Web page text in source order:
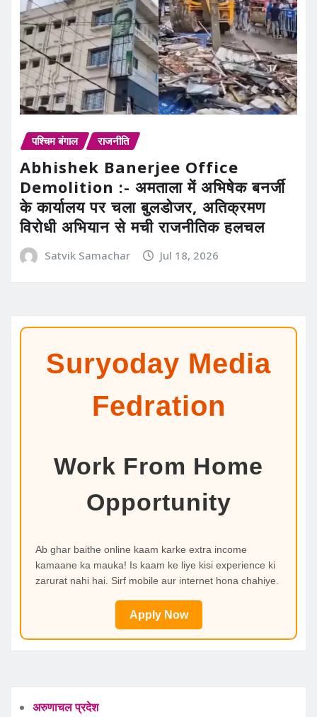
पश्चिम बंगाल राजनीति
Abhishek Banerjee Office
Demolition :- अमताला में अभिषेक बनर्जी
के कार्यालय पर चला बुलडोजर, अतिक्रमण
विरोधी अभियान से मची राजनीतिक हलचल
Satvik Samachar Jul 18, 2026
Suryoday Media
Fedration
Work From Home
Opportunity
Ab ghar baithe online kaam karke extra income
kamaane ka mauka! Is kaam ke liye kisi experience ki
zarurat nahi hai. Sirf mobile aur internet hona chahiye.
Apply Now
अरुणाचल प्रदेश